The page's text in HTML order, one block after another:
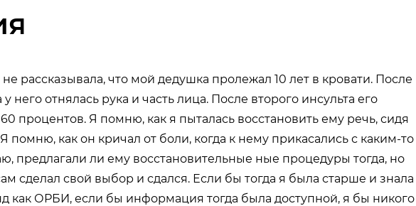
рассказывала, что мой дедушка пролежал 10 лет в кровати. После
него отнялась рука и часть лица. После второго инсульта его
процентов. Я помню, как я пыталась восстановить ему речь, сидя
помню, как он кричал от боли, когда к нему прикасались с каким-то
предлагали ли ему восстановительные ные процедуры тогда, но
сделал свой выбор и сдался. Если бы тогда я была старше и знала
как ОРБИ, если бы информация тогда была доступной, я бы никого